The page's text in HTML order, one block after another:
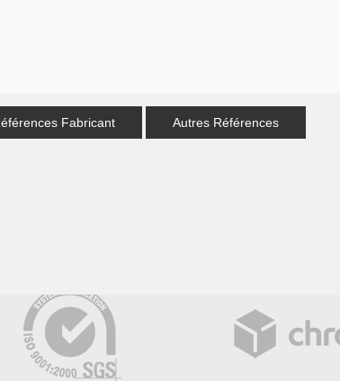
Fabricant Autres Références